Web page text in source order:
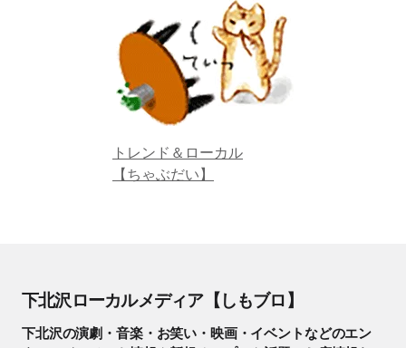
トレンド＆ローカル
【ちゃぶだい】
下北沢ローカルメディア【しもブロ】
下北沢の演劇・音楽・お笑い・映画・イベントなどのエン